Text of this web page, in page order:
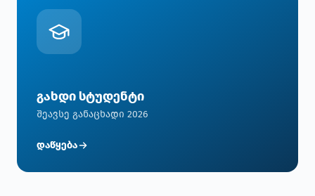
გახდი სტუდენტი
შეავსე განაცხადი 2026
დაწყება